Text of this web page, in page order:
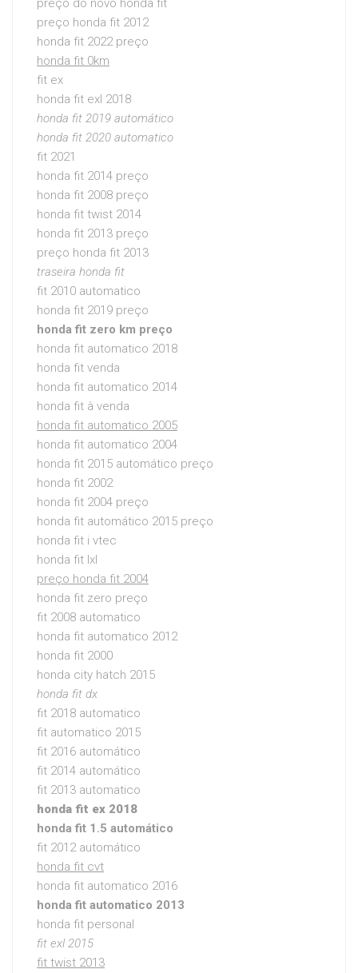
preço honda fit 2012
honda fit 2022 preço
honda fit 0km
fit ex
honda fit exl 2018
honda fit 2019 automático
honda fit 2020 automatico
fit 2021
honda fit 2014 preço
honda fit 2008 preço
honda fit twist 2014
honda fit 2013 preço
preço honda fit 2013
traseira honda fit
fit 2010 automatico
honda fit 2019 preço
honda fit zero km preço
honda fit automatico 2018
honda fit venda
honda fit automatico 2014
honda fit à venda
honda fit automatico 2005
honda fit automatico 2004
honda fit 2015 automático preço
honda fit 2002
honda fit 2004 preço
honda fit automático 2015 preço
honda fit i vtec
honda fit lxl
preço honda fit 2004
honda fit zero preço
fit 2008 automatico
honda fit automatico 2012
honda fit 2000
honda city hatch 2015
honda fit dx
fit 2018 automatico
fit automatico 2015
fit 2016 automático
fit 2014 automático
fit 2013 automatico
honda fit ex 2018
honda fit 1.5 automático
fit 2012 automático
honda fit cvt
honda fit automatico 2016
honda fit automatico 2013
honda fit personal
fit exl 2015
fit twist 2013